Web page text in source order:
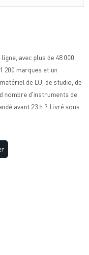
avec plus de 48 000
200 marques et un
de DJ, de studio, de
nombre d'instruments de
avant 23 h ? Livré sous